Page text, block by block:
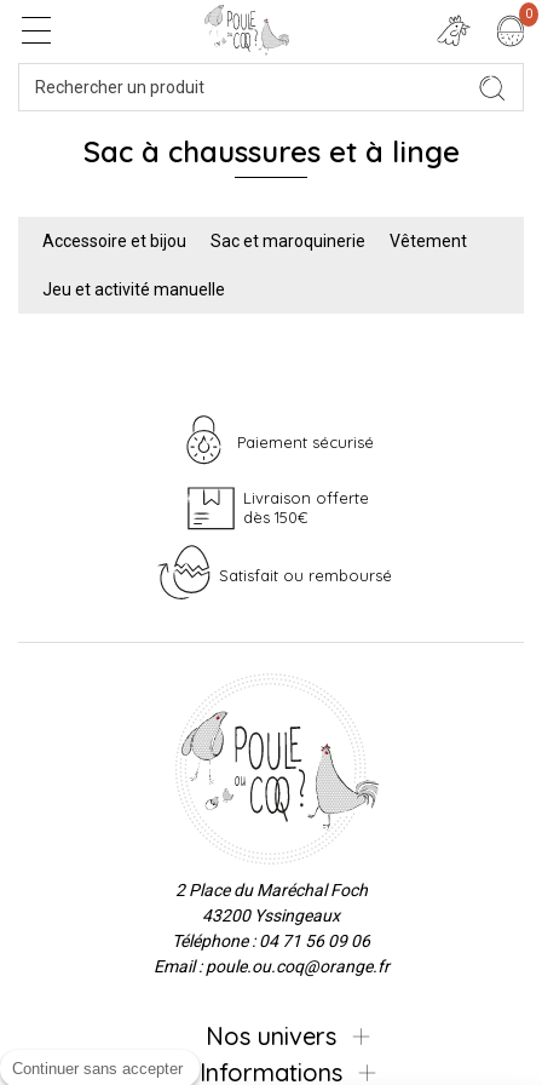
0
Sac à chaussures et à linge
Accessoire et bijou Sac et maroquinerie Vêtement
Jeu et activité manuelle
Paiement sécurisé
Livraison offerte
dès 150€
Satisfait ou remboursé
2 Place du Maréchal Foch
43200 Yssingeaux
Téléphone : 04 71 56 09 06
Email : poule.ou.coq@orange.fr
Nos univers
Informations
Continuer sans accepter